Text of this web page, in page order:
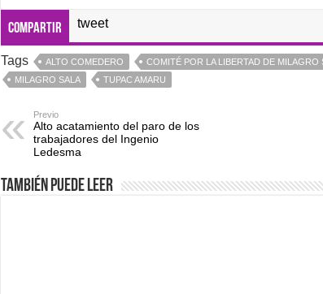
Compartir tweet
Tags ALTO COMEDERO COMITÉ POR LA LIBERTAD DE MILAGRO
MILAGRO SALA
TUPAC AMARU
Previo
Alto acatamiento del paro de los
trabajadores del Ingenio
Ledesma
También puede leer